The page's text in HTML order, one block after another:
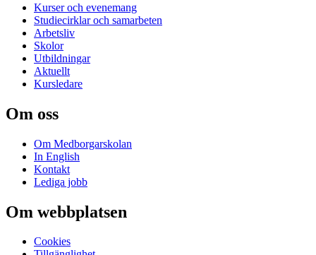
Kurser och evenemang
Studiecirklar och samarbeten
Arbetsliv
Skolor
Utbildningar
Aktuellt
Kursledare
Om oss
Om Medborgarskolan
In English
Kontakt
Lediga jobb
Om webbplatsen
Cookies